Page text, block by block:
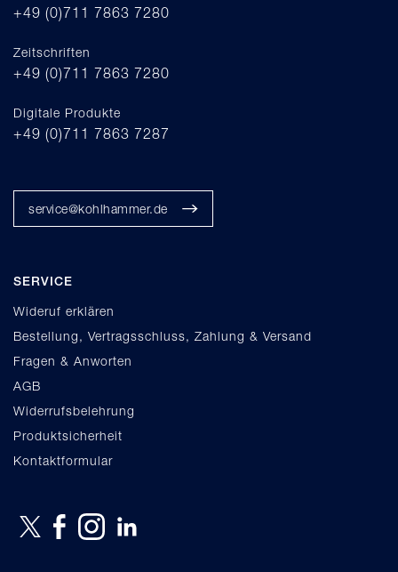
+49 (0)711 7863 7280
Zeitschriften
+49 (0)711 7863 7280
Digitale Produkte
+49 (0)711 7863 7287
service@kohlhammer.de
SERVICE
Wideruf erklären
Bestellung, Vertragsschluss, Zahlung & Versand
Fragen & Anworten
AGB
Widerrufsbelehrung
Produktsicherheit
Kontaktformular